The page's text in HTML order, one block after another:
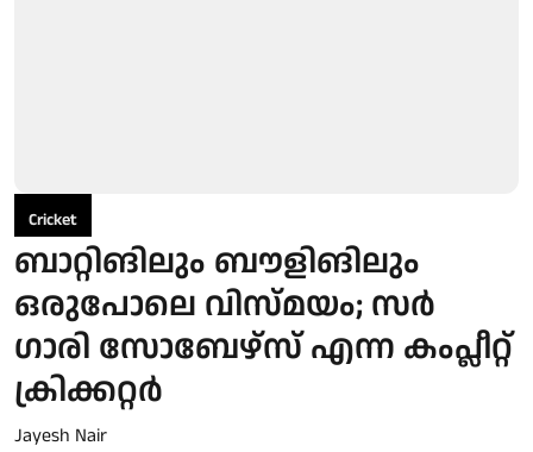
Cricket
ബാറ്റിങിലും ബൗളിങിലും
ഒരുപോലെ വിസ്മയം; സർ
ഗാരി സോബേഴ്സ് എന്ന കംപ്ലീറ്റ്
ക്രിക്കറ്റർ
Jayesh Nair